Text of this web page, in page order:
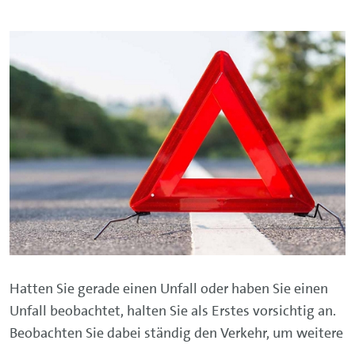
Hatten Sie gerade einen Unfall oder haben Sie einen
Unfall beobachtet, halten Sie als Erstes vorsichtig an.
Beobachten Sie dabei ständig den Verkehr, um weitere